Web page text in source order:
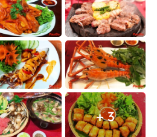
+ 3